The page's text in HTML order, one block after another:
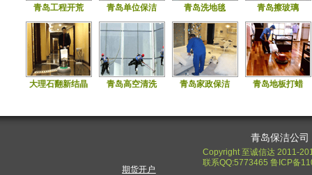
青岛工程开荒 青岛单位保洁 青岛洗地毯 青岛擦玻璃
大理石翻新结晶 青岛高空清洗 青岛家政保洁 青岛地板打蜡
青岛保洁公司
Copyright 至诚信达 2011-
联系QQ:5773465 鲁ICP备
期货开户